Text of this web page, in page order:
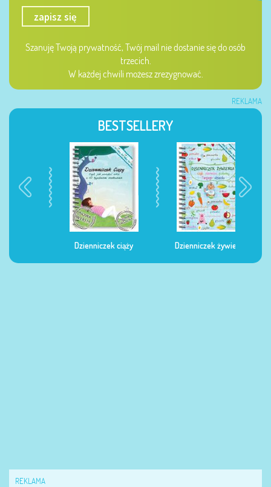
zapisz się
Szanuję Twoją prywatność, Twój mail nie dostanie się do osób
trzecich.
W każdej chwili możesz zrezygnować.
REKLAMA
BESTSELLERY
Dzienniczek ciąży Dzienniczek żywienia
REKLAMA